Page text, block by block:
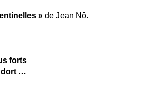
» de Jean Nô.
forts
…